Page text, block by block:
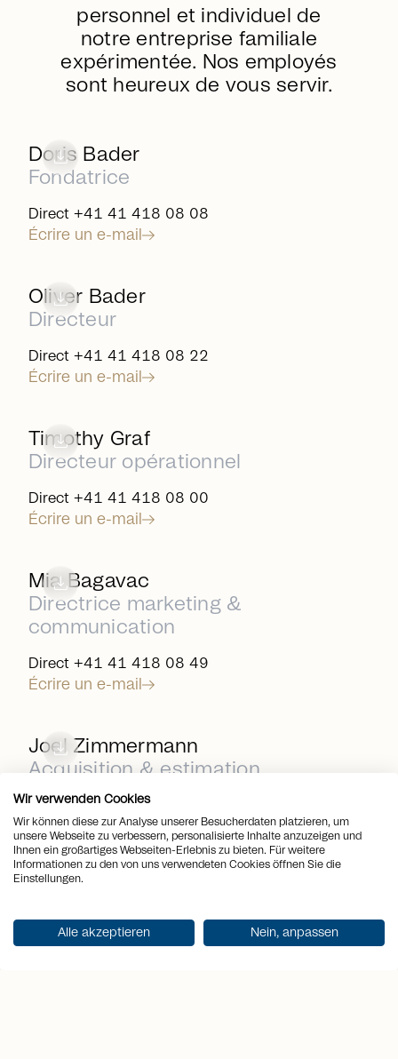
personnel et individuel de
notre entreprise familiale
expérimentée. Nos employés
sont heureux de vous servir.
download
Doris Bader
Fondatrice
Direct +41 41 418 08 08
Écrire un e-mail
download
Oliver Bader
Directeur
Direct +41 41 418 08 22
Écrire un e-mail
download
Timothy Graf
Directeur opérationnel
Direct +41 41 418 08 00
Écrire un e-mail
download
Mia Bagavac
Directrice marketing &
communication
Direct +41 41 418 08 49
Écrire un e-mail
download
Joel Zimmermann
Acquisition & estimation
immobilière
Direct +41 41 418 08 74
Écrire un e-mail
download
Conseillère en immobilier senior
Wir verwenden Cookies
Wir können diese zur Analyse unserer Besucherdaten platzieren, um
unsere Webseite zu verbessern, personalisierte Inhalte anzuzeigen und
Ihnen ein großartiges Webseiten-Erlebnis zu bieten. Für weitere
Informationen zu den von uns verwendeten Cookies öffnen Sie die
Einstellungen.
Alle akzeptieren Nein, anpassen